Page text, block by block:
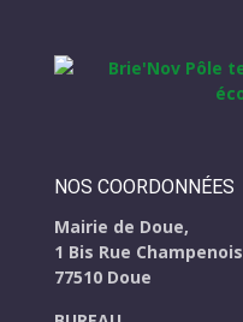
NOS COORDONNÉES
Mairie de Doue,
1 Bis Rue Champenois
77510 Doue